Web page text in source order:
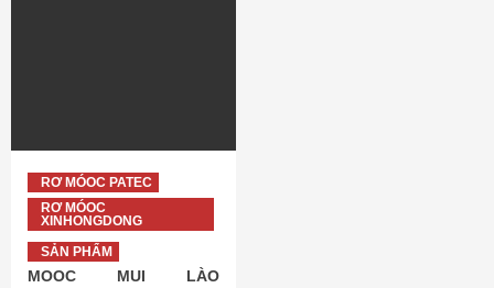
RƠ MÓOC PATEC
RƠ MÓOC
XINHONGDONG
SẢN PHẨM
MOOC MUI LÀO